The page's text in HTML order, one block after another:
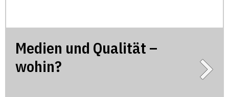
Medien und Qualität –
wohin?